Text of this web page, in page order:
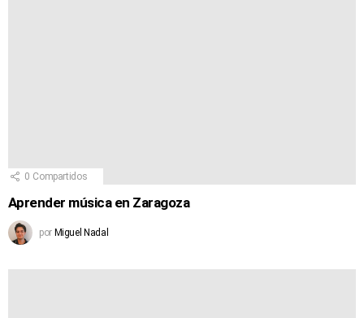
0 Compartidos
Aprender música en Zaragoza
por Miguel Nadal